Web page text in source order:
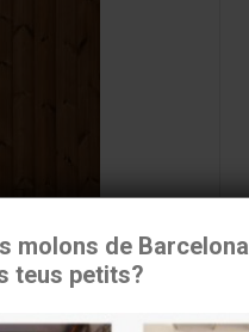
la mejor experiencia al
molons de Barcelona
teus petits?